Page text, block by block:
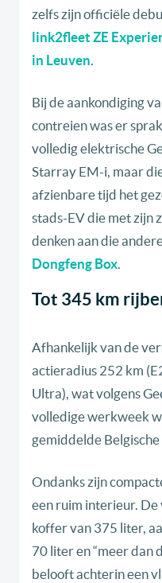
zelfs zijn officiële
link2fleet ZE
in Leuven.
Bij de aankondiging
contreien was er
volledig elektrische
Starray EM-i, maar
afzienbare tijd het
stads-EV die met zijn
denken aan die
Dongfeng Box.
Tot 345 km
Afhankelijk van de
actieradius 252 km
Ultra), wat volgens
volledige werkweek
gemiddelde
Ondanks zijn
een ruim interieur.
koffer van 375 liter,
70 liter en “meer dan
belooft achterin een